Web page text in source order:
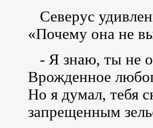
Северус
«Почему она не
- Я знаю, ты не
Врожденное
Но я думал, тебя
запрещенным